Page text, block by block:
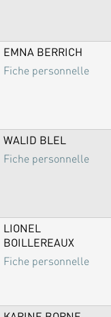
EMNA BERRICH
Fiche personnelle
WALID BLEL
Fiche personnelle
LIONEL
BOILLEREAUX
Fiche personnelle